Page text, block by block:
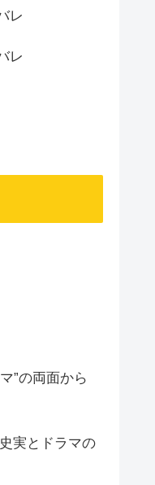
レ
レ
”の両面から
実とドラマの